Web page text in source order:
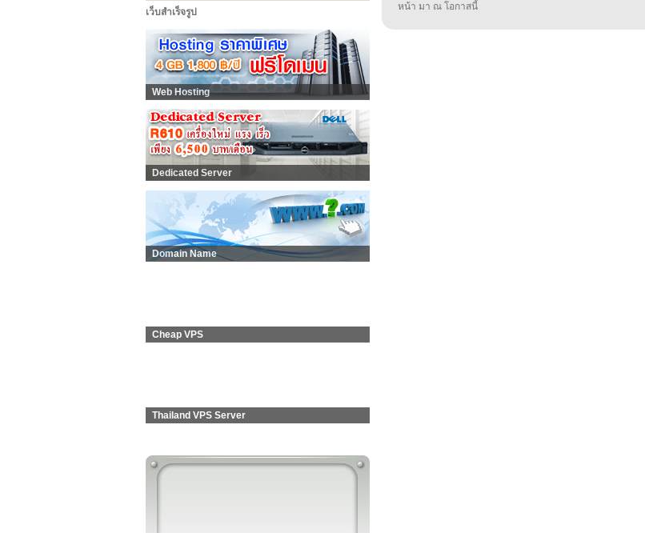
เว็บสำเร็จรูป
Web Hosting
Dedicated Server
Domain Name
Cheap VPS
Thailand VPS Server
หน้า มา ณ โอกาสนี้